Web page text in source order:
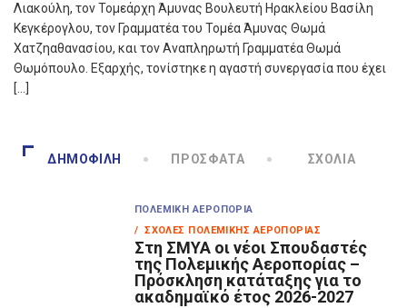
Λιακούλη, τον Τομεάρχη Άμυνας Βουλευτή Ηρακλείου Βασίλη
Κεγκέρογλου, τον Γραμματέα του Τομέα Άμυνας Θωμά
Χατζηαθανασίου, και τον Αναπληρωτή Γραμματέα Θωμά
Θωμόπουλο. Εξαρχής, τονίστηκε η αγαστή συνεργασία που έχει
[…]
ΔΗΜΟΦΙΛΉ ΠΡΌΣΦΑΤΑ ΣΧΌΛΙΑ
ΠΟΛΕΜΙΚΉ ΑΕΡΟΠΟΡΊΑ
/ ΣΧΟΛΈΣ ΠΟΛΕΜΙΚΉΣ ΑΕΡΟΠΟΡΊΑΣ
Στη ΣΜΥΑ οι νέοι Σπουδαστές
της Πολεμικής Αεροπορίας –
Πρόσκληση κατάταξης για το
ακαδημαϊκό έτος 2026-2027